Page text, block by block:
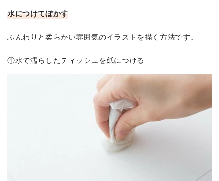
水につけてぼかす
ふんわりと柔らかい雰囲気のイラストを描く方法です。
①水で濡らしたティッシュを紙につける